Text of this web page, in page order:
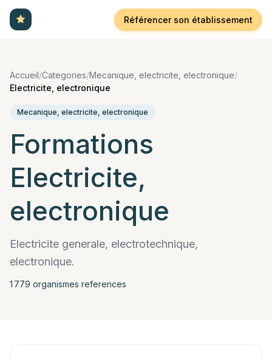
Référencer son établissement
Accueil/Categories/Mecanique, electricite, electronique/
Electricite, electronique
Mecanique, electricite, electronique
Formations
Electricite,
electronique
Electricite generale, electrotechnique,
electronique.
1 779 organismes references